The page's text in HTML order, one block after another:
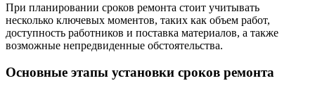
При планировании сроков ремонта стоит учитывать
несколько ключевых моментов, таких как объем работ,
доступность работников и поставка материалов, а также
возможные непредвиденные обстоятельства.
Основные этапы установки сроков ремонта